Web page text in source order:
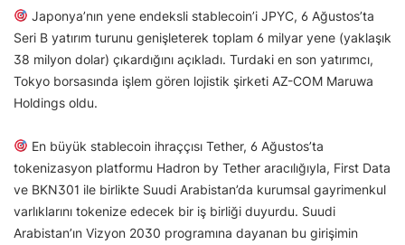
Japonya’nın yene endeksli stablecoin’i JPYC, 6 Ağustos’ta
Seri B yatırım turunu genişleterek toplam 6 milyar yene (yaklaşık
38 milyon dolar) çıkardığını açıkladı. Turdaki en son yatırımcı,
Tokyo borsasında işlem gören lojistik şirketi AZ-COM Maruwa
Holdings oldu.
En büyük stablecoin ihraççısı Tether, 6 Ağustos’ta
tokenizasyon platformu Hadron by Tether aracılığıyla, First Data
ve BKN301 ile birlikte Suudi Arabistan’da kurumsal gayrimenkul
varlıklarını tokenize edecek bir iş birliği duyurdu. Suudi
Arabistan’ın Vizyon 2030 programına dayanan bu girişimin